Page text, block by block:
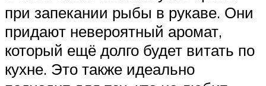
при запекании рыбы в рукаве. Они
придают невероятный аромат,
который ещё долго будет витать по
кухне. Это также идеально